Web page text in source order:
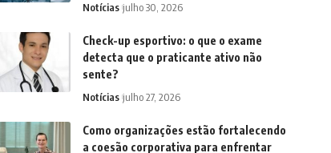
Notícias julho 30, 2026
Check-up esportivo: o que o exame
detecta que o praticante ativo não
sente?
Notícias julho 27, 2026
Como organizações estão fortalecendo
a coesão corporativa para enfrentar